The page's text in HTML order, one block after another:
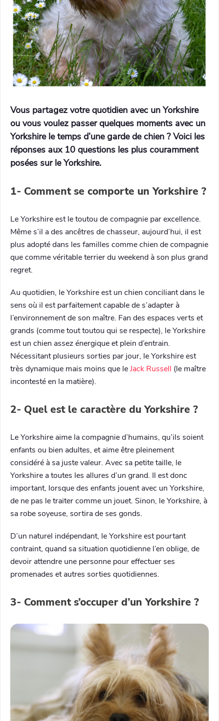
Vous partagez votre quotidien avec un Yorkshire
ou vous voulez passer quelques moments avec un
Yorkshire le temps d’une garde de chien ? Voici les
réponses aux 10 questions les plus couramment
posées sur le Yorkshire.
1- Comment se comporte un Yorkshire ?
Le Yorkshire est le toutou de compagnie par excellence.
Même s’il a des ancêtres de chasseur, aujourd’hui, il est
plus adopté dans les familles comme chien de compagnie
que comme véritable terrier du weekend à son plus grand
regret.
Au quotidien, le Yorkshire est un chien conciliant dans le
sens où il est parfaitement capable de s’adapter à
l’environnement de son maître. Fan des espaces verts et
grands (comme tout toutou qui se respecte), le Yorkshire
est un chien assez énergique et plein d’entrain.
Nécessitant plusieurs sorties par jour, le Yorkshire est
très dynamique mais moins que leJack Russell (le maître
incontesté en la matière).
2- Quel est le caractère du Yorkshire ?
Le Yorkshire aime la compagnie d’humains, qu’ils soient
enfants ou bien adultes, et aime être pleinement
considéré à sa juste valeur. Avec sa petite taille, le
Yorkshire a toutes les allures d’un grand. Il est donc
important, lorsque des enfants jouent avec un Yorkshire,
de ne pas le traiter comme un jouet. Sinon, le Yorkshire, à
sa robe soyeuse, sortira de ses gonds.
D’un naturel indépendant, le Yorkshire est pourtant
contraint, quand sa situation quotidienne l’en oblige, de
devoir attendre une personne pour effectuer ses
promenades et autres sorties quotidiennes.
3- Comment s’occuper d’un Yorkshire ?